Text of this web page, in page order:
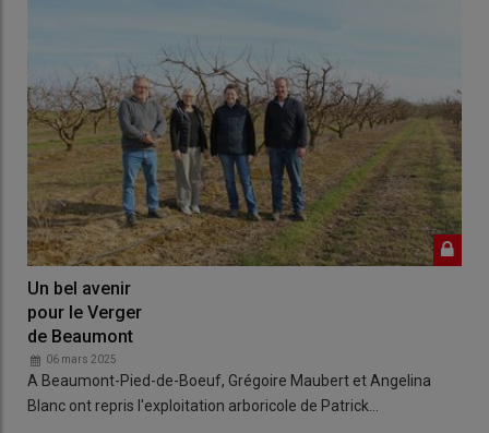
Un bel avenir
pour le Verger
de Beaumont
06 mars 2025
A Beaumont-Pied-de-Boeuf, Grégoire Maubert et Angelina
Blanc ont repris l'exploitation arboricole de Patrick…